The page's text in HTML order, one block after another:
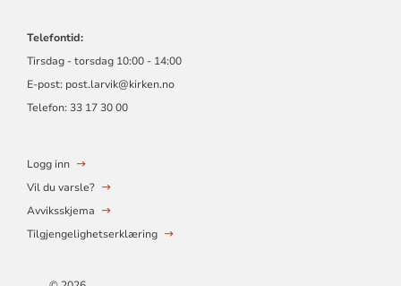
Telefontid:
Tirsdag - torsdag 10:00 - 14:00
E-post: post.larvik@kirken.no
Telefon: 33 17 30 00
Logg inn
Vil du varsle?
Avviksskjema
Tilgjengelighetserklæring